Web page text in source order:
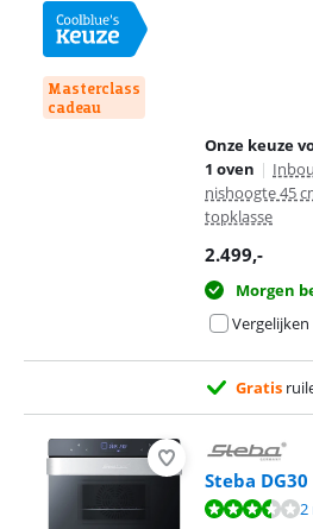
Masterclass
cadeau
Onze keuze
1 oven |
nishoogte 45
topklasse
2.499,-
Morgen
Vergelijken
Gratis
Steba DG30
Beoordeling is 7,4 van de 10, gebaseerd 2